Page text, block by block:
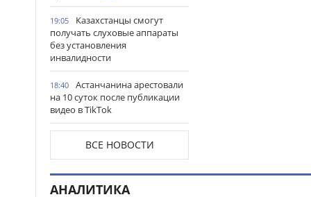
19:05
Казахстанцы смогут
получать слуховые аппараты
без установления
инвалидности
18:40
Астанчанина арестовали
на 10 суток после публикации
видео в TikTok
туристов из России спасли в
горах Алматинской области
18:17
Проезд по БАКАД
ВСЕ НОВОСТИ
АНАЛИТИКА